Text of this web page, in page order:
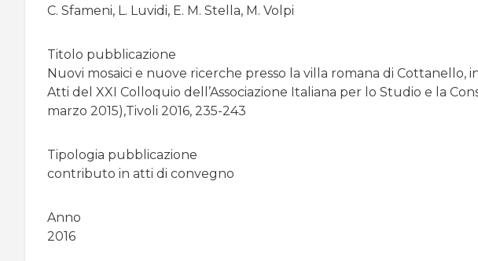
paneC. Sfameni, L. Luvidi, E. M. Stella, M. Volpi
Titolo pubblicazione
Nuovi mosaici e nuove ricerche presso la villa romana di Cottanello,
Atti del XXI Colloquio dell’Associazione Italiana per lo Studio e la
marzo 2015),Tivoli 2016, 235-243
Tipologia pubblicazione
contributo in atti di convegno
Anno
2016